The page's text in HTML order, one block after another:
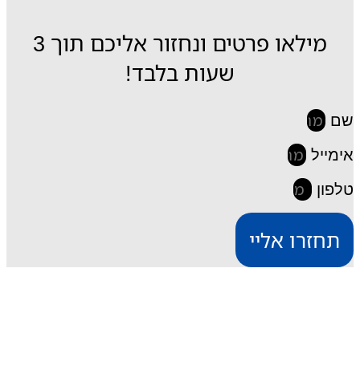
מילאו פרטים ונחזור אליכם תוך 3
שעות בלבד!
שם
אימייל
טלפון
תחזרו אליי